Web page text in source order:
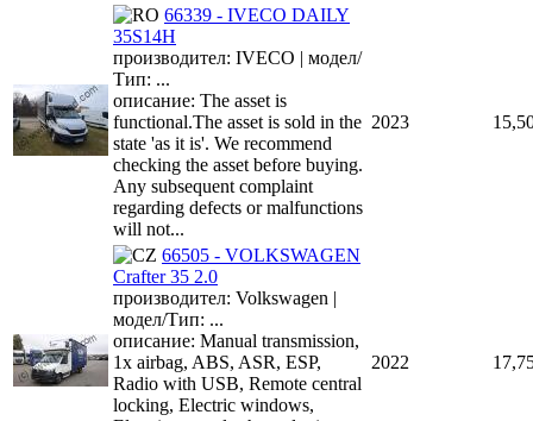
66339 - IVECO DAILY
35S14H
производител: IVECO | модел/
Тип: ...
описание: The asset is
functional.The asset is sold in the
state 'as it is'. We recommend
checking the asset before buying.
Any subsequent complaint
regarding defects or malfunctions
will not...
2023
66505 - VOLKSWAGEN
Crafter 35 2.0
производител: Volkswagen |
модел/Тип: ...
описание: Manual transmission,
1x airbag, ABS, ASR, ESP,
Radio with USB, Remote central
locking, Electric windows,
2022